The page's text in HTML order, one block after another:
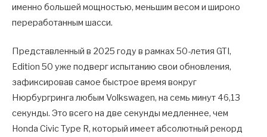
именно большей мощностью, меньшим весом и широко
переработанным шасси.
Представленный в 2025 году в рамках 50-летия GTI,
Edition 50 уже подверг испытанию свои обновления,
зафиксировав самое быстрое время вокруг
Нюрбургринга любым Volkswagen, на семь минут 46,13
секунды. Это всего на две секунды медленнее, чем
Honda Civic Type R, который имеет абсолютный рекорд